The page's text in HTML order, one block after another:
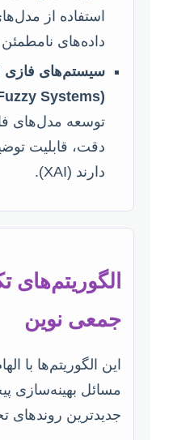
استفاده از
داده‌های
سیستم‌های فازی
(Interpretable Fuzzy Systems):
توسعه مدل‌های
دقت، قابلیت
دارند (XAI).
جمعی نوین
این الگوریتم‌ها با
مسائل بهینه‌سازی
جدیدترین روندهای